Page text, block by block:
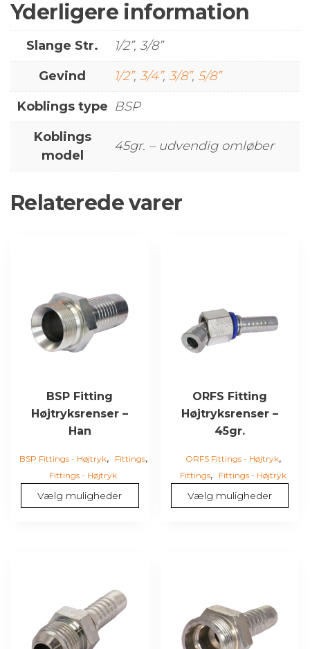
Yderligere information
Slange Str.
1/2”, 3/8”
Gevind
1/2”, 3/4”, 3/8”, 5/8”
Koblings type BSP
Koblings
model
45gr. – udvendig omløber
Relaterede varer
BSP Fitting
Højtryksrenser –
Han
BSP Fittings - Højtryk, Fittings,
Fittings - Højtryk
Vælg muligheder
varianter.
Mulighederne
varesiden
ORFS Fitting
Højtryksrenser –
45gr.
ORFS Fittings - Højtryk,
Fittings, Fittings - Højtryk
Vælg muligheder
varianter.
Mulighederne
varesiden
varianter.
Mulighederne
varianter.
Mulighederne